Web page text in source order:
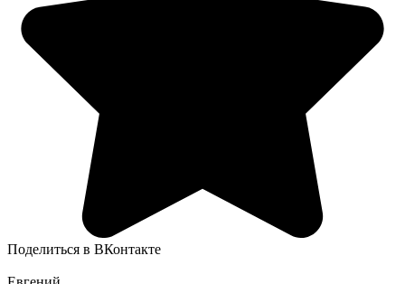
Поделиться в ВКонтакте